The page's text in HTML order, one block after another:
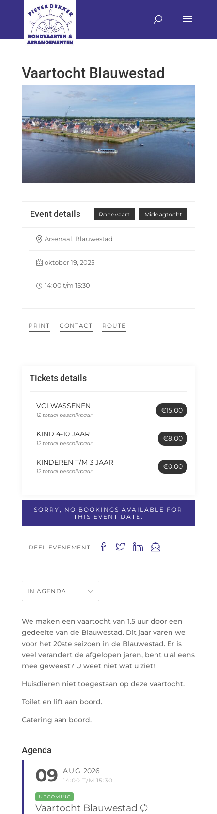
Vaartocht Blauwestad
Middagtocht
Rondvaart
Event details
Arsenaal, Blauwestad
oktober 19, 2025
14:00 t/m 15:30
PRINT CONTACT ROUTE
Tickets details
€15.00
VOLWASSENEN
12 totaal beschikbaar
€8.00
KIND 4-10 JAAR
12 totaal beschikbaar
€0.00
KINDEREN T/M 3 JAAR
12 totaal beschikbaar
SORRY, NO BOOKINGS AVAILABLE FOR
THIS EVENT DATE.
DEEL EVENEMENT
IN AGENDA
We maken een vaartocht van 1.5 uur door een
gedeelte van de Blauwestad. Dit jaar varen we
voor het 20ste seizoen in de Blauwestad. Er is
veel verandert de afgelopen jaren, bent u al eens
mee geweest? U weet niet wat u ziet!
Huisdieren niet toegestaan op deze vaartocht.
Toilet en lift aan boord.
Catering aan boord.
Agenda
09 AUG 2026
14:00 T/M 15:30
UPCOMING
Vaartocht Blauwestad